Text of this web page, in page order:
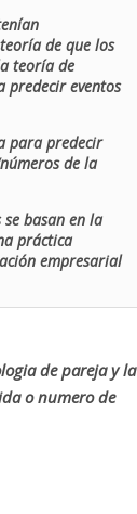
de que los
teoría de
predecir eventos
para predecir
de la
basan en la
práctica
empresarial
de pareja y la
o numero de